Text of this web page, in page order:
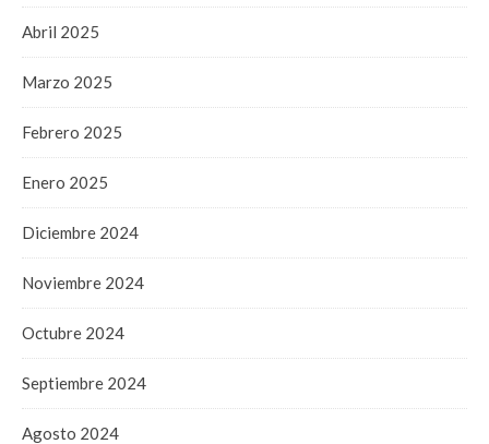
Abril 2025
Marzo 2025
Febrero 2025
Enero 2025
Diciembre 2024
Noviembre 2024
Octubre 2024
Septiembre 2024
Agosto 2024